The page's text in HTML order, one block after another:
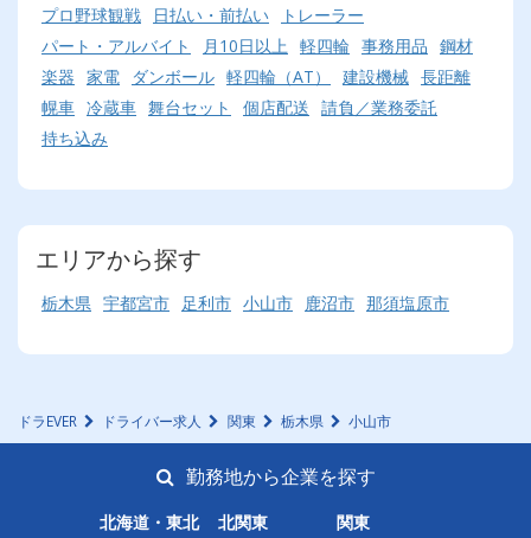
プロ野球観戦
日払い・前払い
トレーラー
パート・アルバイト
月10日以上 軽四輪 事務用品 鋼材
楽器 家電 ダンボール 軽四輪（AT） 建設機械 長距離
幌車 冷蔵車 舞台セット 個店配送 請負／業務委託
持ち込み
エリアから探す
栃木県 宇都宮市 足利市 小山市 鹿沼市 那須塩原市
ドラEVER ドライバー求人 関東 栃木県 小山市
勤務地から企業を探す
北海道・東北 北関東 関東